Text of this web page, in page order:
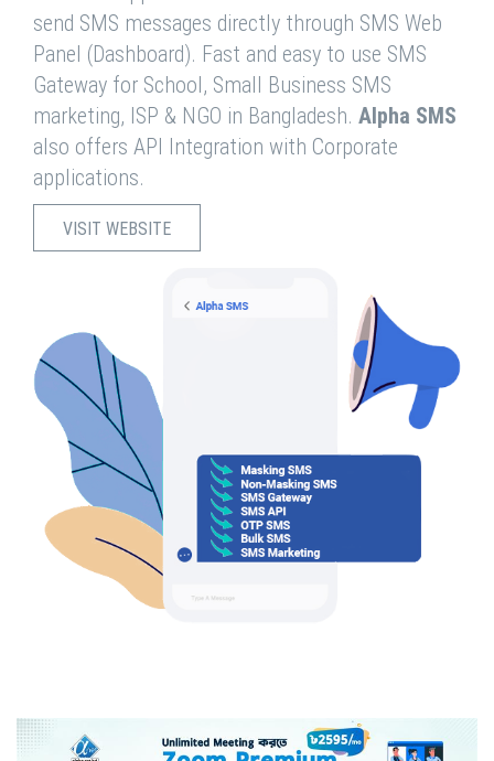
send SMS messages directly through SMS Web
Panel (Dashboard). Fast and easy to use SMS
Gateway for School, Small Business SMS
marketing, ISP & NGO in Bangladesh. Alpha SMS
also offers API Integration with Corporate
applications.
VISIT WEBSITE